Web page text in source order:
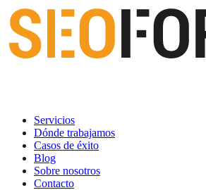
Servicios
Dónde trabajamos
Casos de éxito
Blog
Sobre nosotros
Contacto